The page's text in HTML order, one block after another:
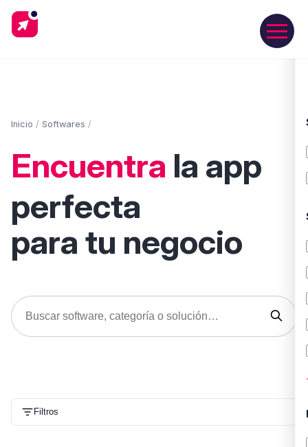
Inicio / Softwares /
Encuentra la app
perfecta
para tu negocio
Filtros